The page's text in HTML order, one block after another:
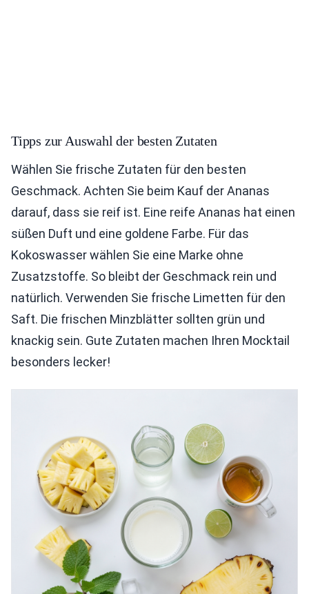
Tipps zur Auswahl der besten Zutaten
Wählen Sie frische Zutaten für den besten
Geschmack. Achten Sie beim Kauf der Ananas
darauf, dass sie reif ist. Eine reife Ananas hat einen
süßen Duft und eine goldene Farbe. Für das
Kokoswasser wählen Sie eine Marke ohne
Zusatzstoffe. So bleibt der Geschmack rein und
natürlich. Verwenden Sie frische Limetten für den
Saft. Die frischen Minzblätter sollten grün und
knackig sein. Gute Zutaten machen Ihren Mocktail
besonders lecker!